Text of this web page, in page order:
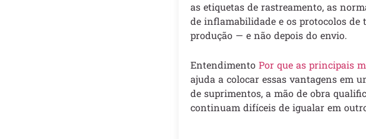
as etiquetas de rastreamento, as
de inflamabilidade e os protocolos de
produção — e não depois do envio.
Entendimento Por que as principais
ajuda a colocar essas vantagens em
de suprimentos, a mão de obra
continuam difíceis de igualar em